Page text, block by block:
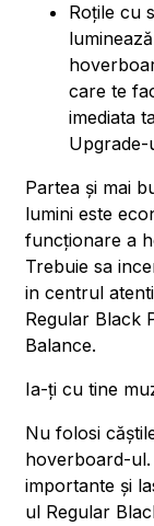
Roțile cu
care te
imediata
Upgrade-
Partea și mai
lumini este
funcționare a
Trebuie sa
in centrul
Regular Black
Balance.
Ia-ți cu tine
Nu folosi
hoverboard-
importante și
ul Regular